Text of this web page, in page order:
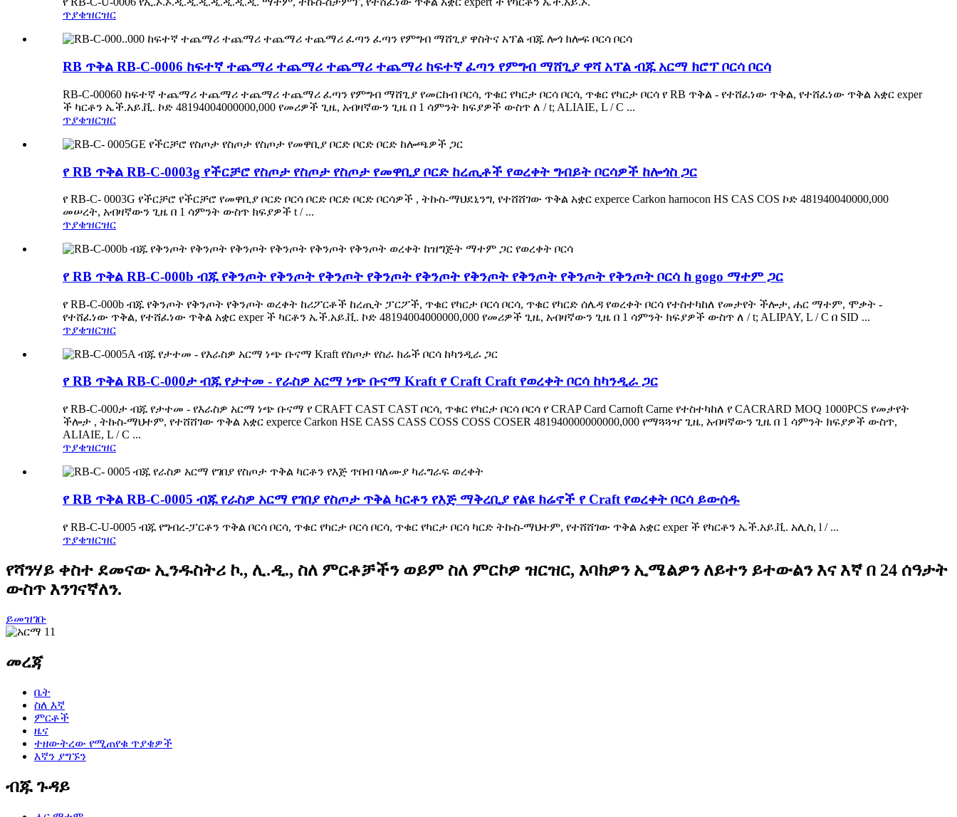
ጥያቄዝርዝር
RB ጥቅል RB-C-0006 ከፍተኛ ተጨማሪ ተጨማሪ ተጨማሪ ተጨማሪ ከፍተኛ ፈጣን የምግብ ማሸጊያ ዋሻ አፕል ብጁ አርማ ክሮፕ ቦርሳ ቦርሳ
RB-C-00060 ከፍተኛ ተጨማሪ ተጨማሪ ተጨማሪ ተጨማሪ ፈጣን የምግብ ማሸጊያ የመርከብ ቦርሳ, ጥቁር የካርታ ቦርሳ ቦርሳ, ጥቁር የካርታ ቦርሳ የ RB ጥቅል - የተሸፈነው ጥቅል, የተሸፈነው ጥቅል አቋር exper
ች ካርቶን ኤች.አይ.ቪ. ኮድ 48194004000000,000 የመሪዎች ጊዜ, አብዛኛውን ጊዜ በ 1 ሳምንት ክፍያዎች ውስጥ ለ / t; ALIAIE, L / C ...
ጥያቄዝርዝር
የ RB ጥቅል RB-C-0003g የችርቻሮ የስጦታ የስጦታ የስጦታ የመዋቢያ ቦርድ ከረጢቶች የወረቀት ግብይት ቦርሳዎች ከሎጎስ ጋር
የ RB-C- 0003G የችርቻሮ የችርቻሮ የመዋቢያ ቦርድ ቦርሳ ቦርድ ቦርድ ቦርድ ቦርሳዎች , ትኩስ-ማህደኒንግ, የተሸሸገው ጥቅል አቋር experce Carkon harnocon HS CAS COS ኮድ 481940040000,000
መሠረት, አብዛኛውን ጊዜ በ 1 ሳምንት ውስጥ ክፍያዎች t / ...
ጥያቄዝርዝር
የ RB ጥቅል RB-C-000b ብጁ የቅንጦት የቅንጦት የቅንጦት የቅንጦት የቅንጦት የቅንጦት የቅንጦት የቅንጦት የቅንጦት ቦርሳ ከ gogo ማተም ጋር
የ RB-C-000b ብጁ የቅንጦት የቅንጦት የቅንጦት ወረቀት ከሪፖርቶች ከረጢት ፓርፖች, ጥቁር የካርታ ቦርሳ ቦርሳ, ጥቁር የካርድ ሰሌዳ የወረቀት ቦርሳ የተስተካከለ የመታየት ችሎታ, ሐር ማተም, ሞቃት -
የተሸፈነው ጥቅል, የተሸፈነው ጥቅል አቋር exper ች ካርቶን ኤች.አይ.ቪ. ኮድ 48194004000000,000 የመሪዎች ጊዜ, አብዛኛውን ጊዜ በ 1 ሳምንት ክፍያዎች ውስጥ ለ / t; ALIPAY, L / C በ SID ...
ጥያቄዝርዝር
የ RB ጥቅል RB-C-000ታ ብጁ የታተመ - የራስዎ አርማ ነጭ ቡናማ Kraft የ Craft Craft የወረቀት ቦርሳ ከካንዲራ ጋር
የ RB-C-000ታ ብጁ የታተመ - የእራስዎ አርማ ነጭ ቡናማ የ CRAFT CAST CAST ቦርሳ, ጥቁር የካርታ ቦርሳ ቦርሳ የ CRAP Card Carnoft Carne የተስተካከለ የ CACRARD MOQ 1000PCS የመታየት
ችሎታ , ትኩስ-ማህተም, የተሸሸገው ጥቅል አቋር experce Carkon HSE CASS CASS COSS COSS COSER 481940000000000,000 የማጓጓዣ ጊዜ, አብዛኛውን ጊዜ በ 1 ሳምንት ክፍያዎች ውስጥ,
ALIAIE, L / C ...
ጥያቄዝርዝር
የ RB ጥቅል RB-C-0005 ብጁ የራስዎ አርማ የገበያ የስጦታ ጥቅል ካርቶን የእጅ ማቅረቢያ የልዩ ክሬኖች የ Craft የወረቀት ቦርሳ ይውሰዱ
የ RB-C-U-0005 ብጁ የግብረ-ፓርቶን ጥቅል ቦርሳ ቦርሳ, ጥቁር የካርታ ቦርሳ ቦርሳ, ጥቁር የካርታ ቦርሳ ካርድ ትኩስ-ማህተም, የተሸሸገው ጥቅል አቋር exper ች የካርቶን ኤች.አይ.ቪ. አሊስ, l / ...
ጥያቄዝርዝር
የሻንሃይ ቀስተ ደመናው ኢንዱስትሪ ኮ., ሊ.ዲ., ስለ ምርቶቻችን ወይም ስለ ምርኮዎ ዝርዝር, እባክዎን ኢሜልዎን ለይተን ይተውልን እና እኛ በ 24 ሰዓታት
ውስጥ እንገናኛለን.
ይመዝገቡ
መረጃ
ቤት
ስለ እኛ
ምርቶች
ዜና
ተዘውትረው የሚጠየቁ ጥያቄዎች
እኛን ያግኙን
ብጁ ጉዳይ